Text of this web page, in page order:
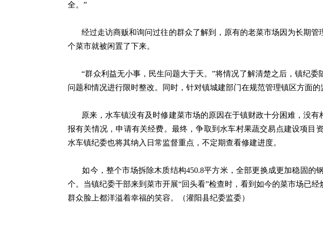
全。”
经过走访商贩和询问过往的群众了解到，原有的老菜市场因为长期管
个菜市就被闲置了下来。
“群众利益无小事，民生问题大于天。”将情况了解清楚之后，镇纪委
问题和情况进行限时整改。同时，针对镇城建部门在规范管理镇区方面
原来，水车镇没有及时修建菜市场的原因在于镇财政十分困难，没有
报有关情况，申请有关经费。最终，争取到水车村果蔬交易点建设项目
水车镇纪委也将其纳入日常监督重点，不定期查看修建进度。
如今，整个市场拆除木质结构450.8平方米，全部更换成更加稳固的
个。当镇纪委干部来到菜市开展“回头看”检查时，看到如今的菜市场已
群众脸上都洋溢着幸福的笑容。（灌阳县纪委监委）